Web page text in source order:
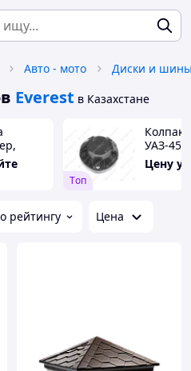
Авто - мото Диски и
Everest в Казахстане
Tоп
Колпак
УАЗ-
черный
Цену
рейтингу Цена